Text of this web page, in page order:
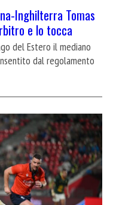
Inghilterra Tomas
e lo tocca
del Estero il mediano
dal regolamento